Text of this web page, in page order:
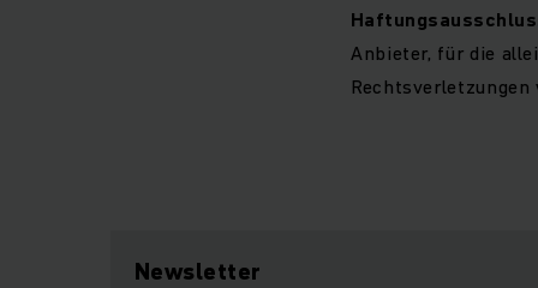
Anbieter, für die
Newsletter